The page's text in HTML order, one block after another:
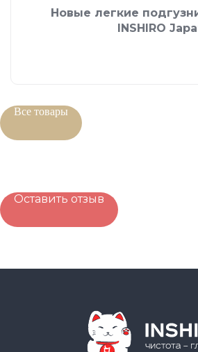
Новые легкие
INSHIRO
Все товары
Оставить отзыв